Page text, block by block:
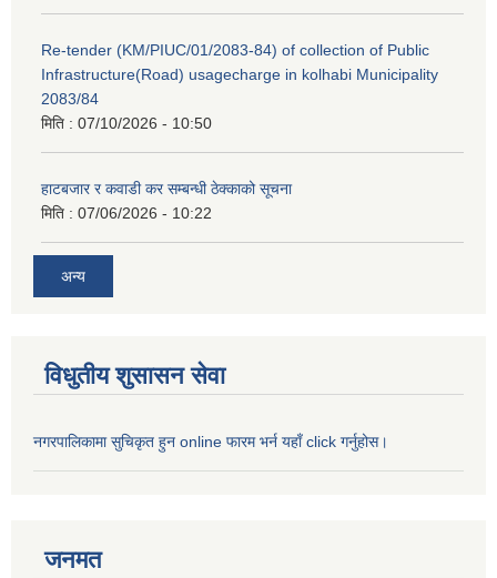
Re-tender (KM/PIUC/01/2083-84) of collection of Public
Infrastructure(Road) usagecharge in kolhabi Municipality
2083/84
मिति : 07/10/2026 - 10:50
हाटबजार र कवाडी कर सम्बन्धी ठेक्काको सूचना
मिति : 07/06/2026 - 10:22
अन्य
विधुतीय शुसासन सेवा
नगरपालिकामा सुचिकृत हुन online फारम भर्न यहाँ click गर्नुहोस।
जनमत